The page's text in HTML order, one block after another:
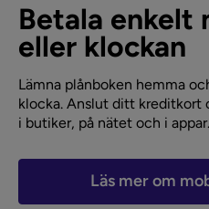
Betala enkelt
eller klockan
Lämna plånboken hemma
klocka. Anslut ditt kreditkort
i butiker, på nätet och i appar.
Läs mer om